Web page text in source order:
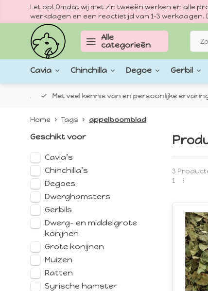
Let op! Omdat wij met z'n tweeën werken en alle
werkdagen en een reactietijd van 1–3 werkdagen.
Alle
categorieën
Cavia Chinchilla Degoe Gerbil
Met veel kennis van en persoonlijke
Home Tags appelboomblad
Geschikt voor
Cavia’s
Chinchilla’s
Degoes
Dwerghamsters
Gerbils
Dwerg- en middelgrote
konijnen
Grote konijnen
Muizen
Ratten
Syrische hamster
3
1